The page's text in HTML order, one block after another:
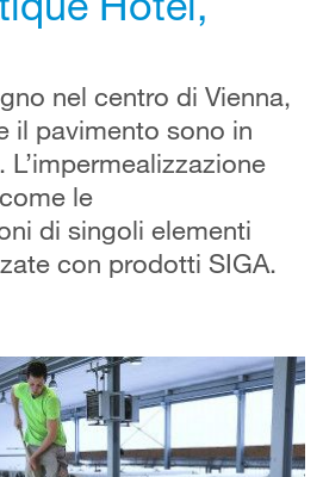
nel centro di Vienna,
il pavimento sono in
le
di singoli elementi
con prodotti SIGA.